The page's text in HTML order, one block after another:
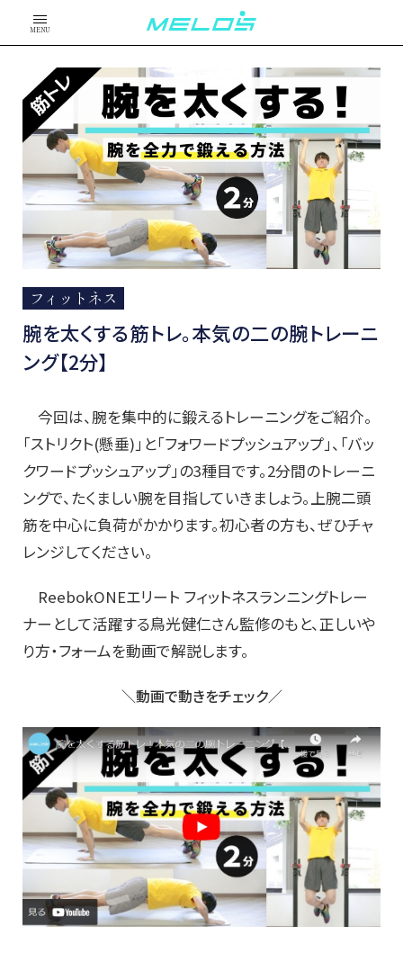
MENU
フィットネス
腕を太くする筋トレ。本気の二の腕トレーニ
ング【2分】
今回は、腕を集中的に鍛えるトレーニングをご紹介。
「ストリクト(懸垂)」と「フォワードプッシュアップ」、「バッ
クワードプッシュアップ」の3種目です。2分間のトレーニ
ングで、たくましい腕を目指していきましょう。上腕二頭
筋を中心に負荷がかかります。初心者の方も、ぜひチャ
レンジしてください。
ReebokONEエリート フィットネスランニングトレー
ナーとして活躍する鳥光健仁さん監修のもと、正しいや
り方・フォームを動画で解説します。
＼動画で動きをチェック／